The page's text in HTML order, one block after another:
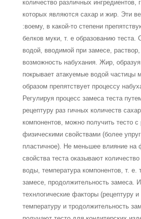
количество различных ингредиентов,
которых являются сахар и жир. Эти
:воему, в какой-то степени
белков муки, т. е образованию теста.
водой, вводимой при замесе,
возможность набухания. Жир,
покрывает атакуемые водой частицы
образом препятствует процессу
Регулируя процесс замеса теста
рецептуру раз гичных количеств
компонентов, можно получить тесто
физическими свойствами (более
пластичное). Не меньшее влияние на
свойства теста оказывают
воды, температура компонентов, т. е.
замесе, продолжительность замеса.
технлогические факторы (рецептуру и
температуру и тродолжительность